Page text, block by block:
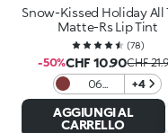
Snow-Kissed Holiday All
Matte-Rs Lip Tint
(78)
-50%CHF 10.90CHF
06
Plummy
Treat
+4
AGGIUNGI AL
CARRELLO